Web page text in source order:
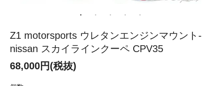
Z1 motorsports ウレタンエンジンマウント-
nissan スカイラインクーペ CPV35
68,000円(税抜)